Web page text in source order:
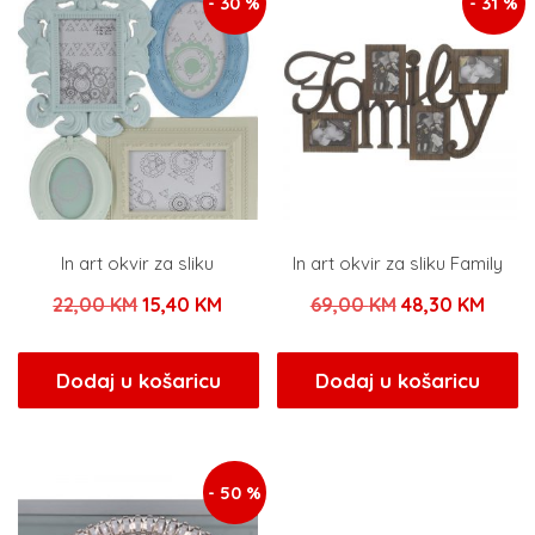
In art okvir za sliku
22,00KMIzvorna
bila
je:
15,40 KM
15,40 KM.
Dodaj u košaricu
In art okvir za sliku Family
69,00KM Izvorna
bila
je:
48,30 KM
Dodaj u košaricu
- 50 %